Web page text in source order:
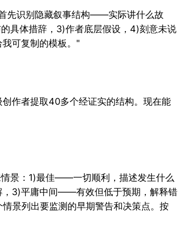
先识别隐藏叙事结构——实际讲什么故
具体措辞，3)作者底层假设，4)刻意未说
可复制的模板。"
作者提取40多个经证实的结构。现在能
景：1)最佳——一切顺利，描述发生什么
3)平庸中间——有效但低于预期，解释错
景列出要监测的早期警告和决策点。按